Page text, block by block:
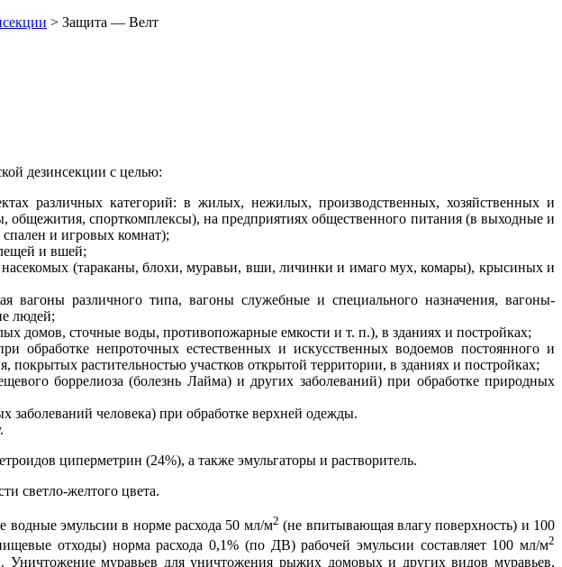
> Защита — Велт
дезинсекции с целью:
различных категорий: в жилых, нежилых, производственных, хозяйственных и
спорткомплексы), на предприятиях общественного питания (в выходные и
и игровых комнат);
и вшей;
(тараканы, блохи, муравьи, вши, личинки и имаго мух, комары), крысиных и
вагоны различного типа, вагоны служебные и специального назначения, вагоны-
людей;
домов, сточные воды, противопожарные емкости и т. п.), в зданиях и постройках;
непроточных естественных и искусственных водоемов постоянного и
растительностью участков открытой территории, в зданиях и постройках;
боррелиоза (болезнь Лайма) и других заболеваний) при обработке природных
заболеваний человека) при обработке верхней одежды.
циперметрин (24%), а также эмульгаторы и растворитель.
светло-желтого цвета.
водные эмульсии в норме расхода 50 мл/м2 (не впитывающая влагу поверхность) и 100
отходы) норма расхода 0,1% (по ДВ) рабочей эмульсии составляет 100 мл/м2
Уничтожение муравьев для уничтожения рыжих домовых и других видов муравьев,